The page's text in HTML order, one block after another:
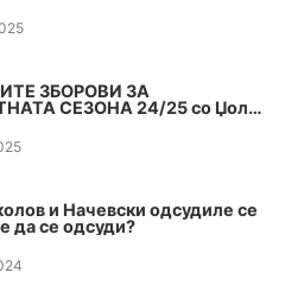
ЗБОРОВИ ЗА
СЕЗОНА 24/25 со Џоле
и Начевски одсудиле се
да се одсуди?